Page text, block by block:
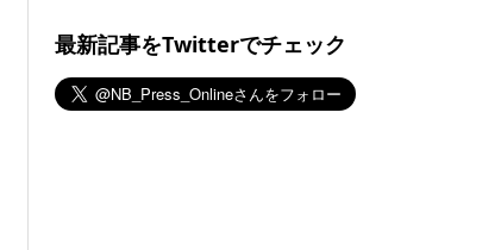
最新記事をTwitterでチェック